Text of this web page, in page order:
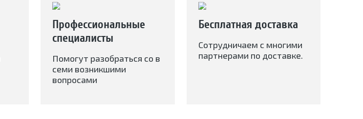
Профессиональные
специалисты
Помогут разобраться со в
семи возникшими
вопросами
Бесплатная доставка
Сотрудничаем с многими
партнерами по доставке.